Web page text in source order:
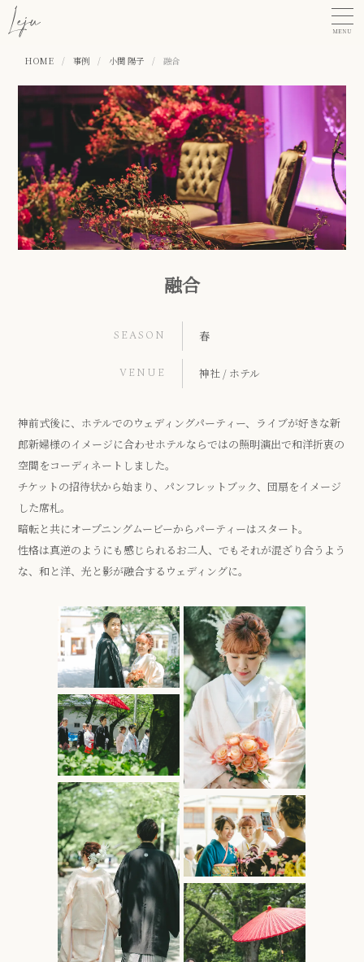
MENU
HOME / 事例 / 小関 陽子 / 融合
融合
SEASON 春
VENUE 神社 / ホテル
神前式後に、ホテルでのウェディングパーティー、ライブが好きな新
郎新婦様のイメージに合わせホテルならではの照明演出で和洋折衷の
空間をコーディネートしました。
チケットの招待状から始まり、パンフレットブック、団扇をイメージ
した席札。
暗転と共にオープニングムービーからパーティーはスタート。
性格は真逆のようにも感じられるお二人、でもそれが混ざり合うよう
な、和と洋、光と影が融合するウェディングに。